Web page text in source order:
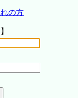
の方